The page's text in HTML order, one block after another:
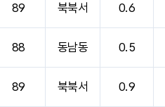
89 북북서 0.6
88 동남동 0.5
89 북북서 0.9